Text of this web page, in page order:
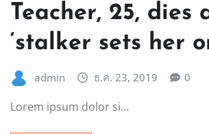
Teacher, 25, dies
‘stalker sets her
admin ธ.ค. 23, 2019 0
Lorem ipsum dolor si…